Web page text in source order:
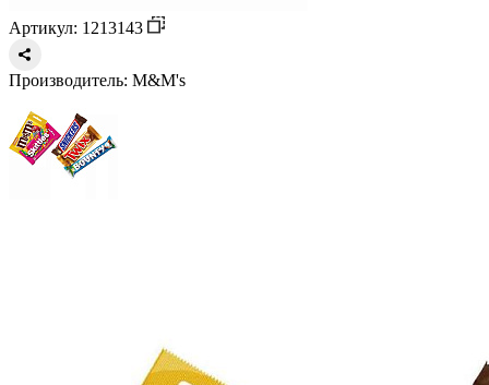
Артикул: 1213143
Производитель: M&M's